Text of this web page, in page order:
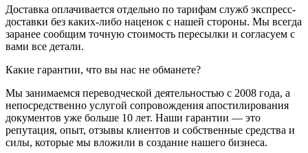
Доставка оплачивается отдельно по тарифам служб экспресс-
доставки без каких-либо наценок с нашей стороны. Мы всегда
заранее сообщим точную стоимость пересылки и согласуем с
вами все детали.
Какие гарантии, что вы нас не обманете?
Мы занимаемся переводческой деятельностью с 2008 года, а
непосредственно услугой сопровождения апостилирования
документов уже больше 10 лет. Наши гарантии — это
репутация, опыт, отзывы клиентов и собственные средства и
силы, которые мы вложили в создание нашего бизнеса.